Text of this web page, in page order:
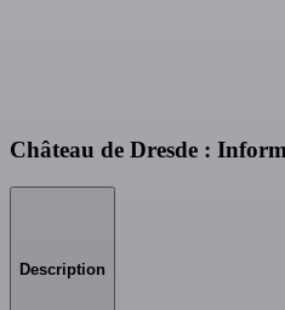
Château de Dresde :
Description